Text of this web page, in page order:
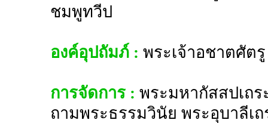
ชมพูทวีป
องค์อุปถัมภ์ : พระเจ้าอชาตศัตรู
การจัดการ : พระมหากัสสปเถ
ถามพระธรรมวินัย พระอุบาลีเ